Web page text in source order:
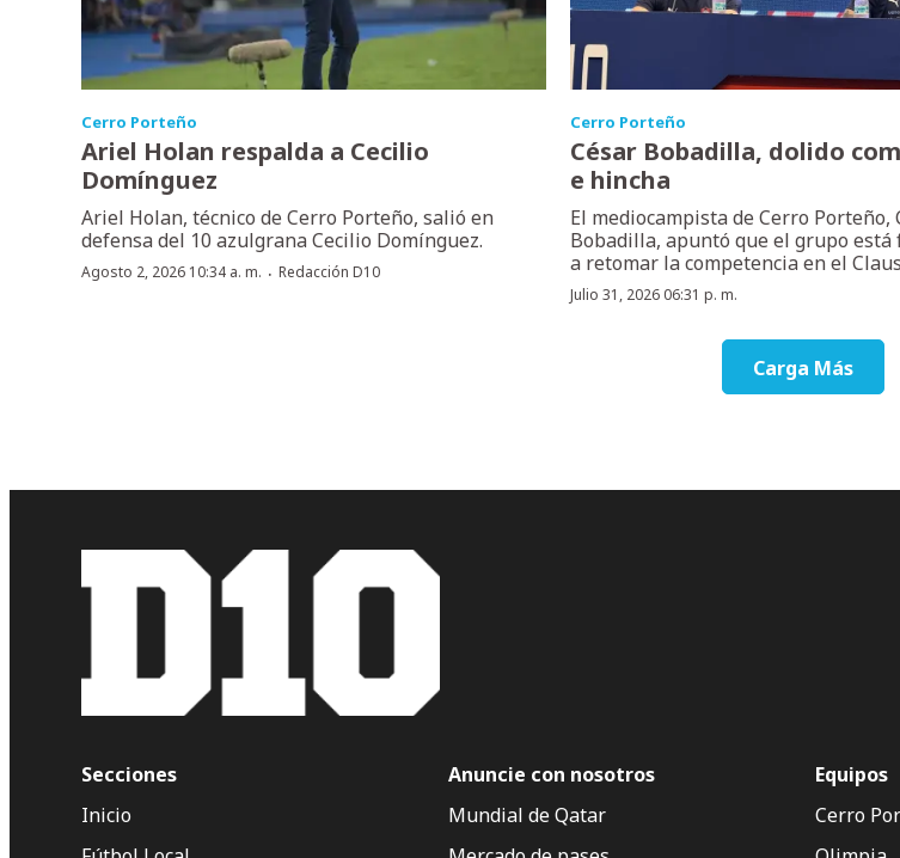
Cerro Porteño
Ariel Holan respalda a Cecilio
Domínguez
Ariel Holan, técnico de Cerro Porteño, salió en
defensa del 10 azulgrana Cecilio Domínguez.
Agosto 2, 2026 10:34 a. m. · Redacción D10
Cerro Porteño
César Bobadilla, dolido
e hincha
El mediocampista de Cerro Porteño,
Bobadilla, apuntó que el grupo está
a retomar la competencia en el
Julio 31, 2026 06:31 p. m.
Carga Más
Secciones
Inicio
Anuncie con nosotros
Mundial de Qatar
Equipos
Cerro